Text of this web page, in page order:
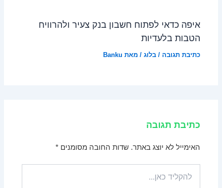
איפה כדאי לפתוח חשבון בנק צעיר ולהרוויח
הטבות בלעדיות
כתיבת תגובה /בלוג / מאת Banku
כתיבת תגובה
האימייל לא יוצג באתר. שדות החובה מסומנים*
כאן...